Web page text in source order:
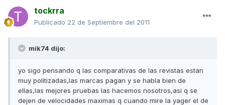
tockrra
Publicado 22 de Septiembre del 2011
mik74 dijo:
yo sigo pensando q las comparativas de las revistas estan
muy politizadas,las marcas pagan y se habla bien de
ellas,las mejores pruebas las hacemos nosotros,asi q se
dejen de velocidades maximas q cuando mire la yager el de